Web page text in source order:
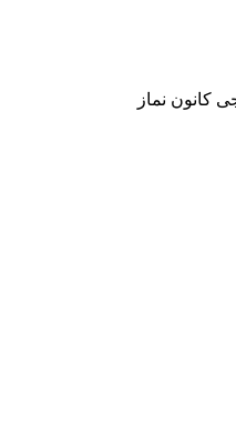
کانون نماز